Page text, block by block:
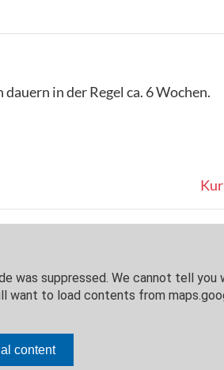
in der Regel ca. 6 Wochen.